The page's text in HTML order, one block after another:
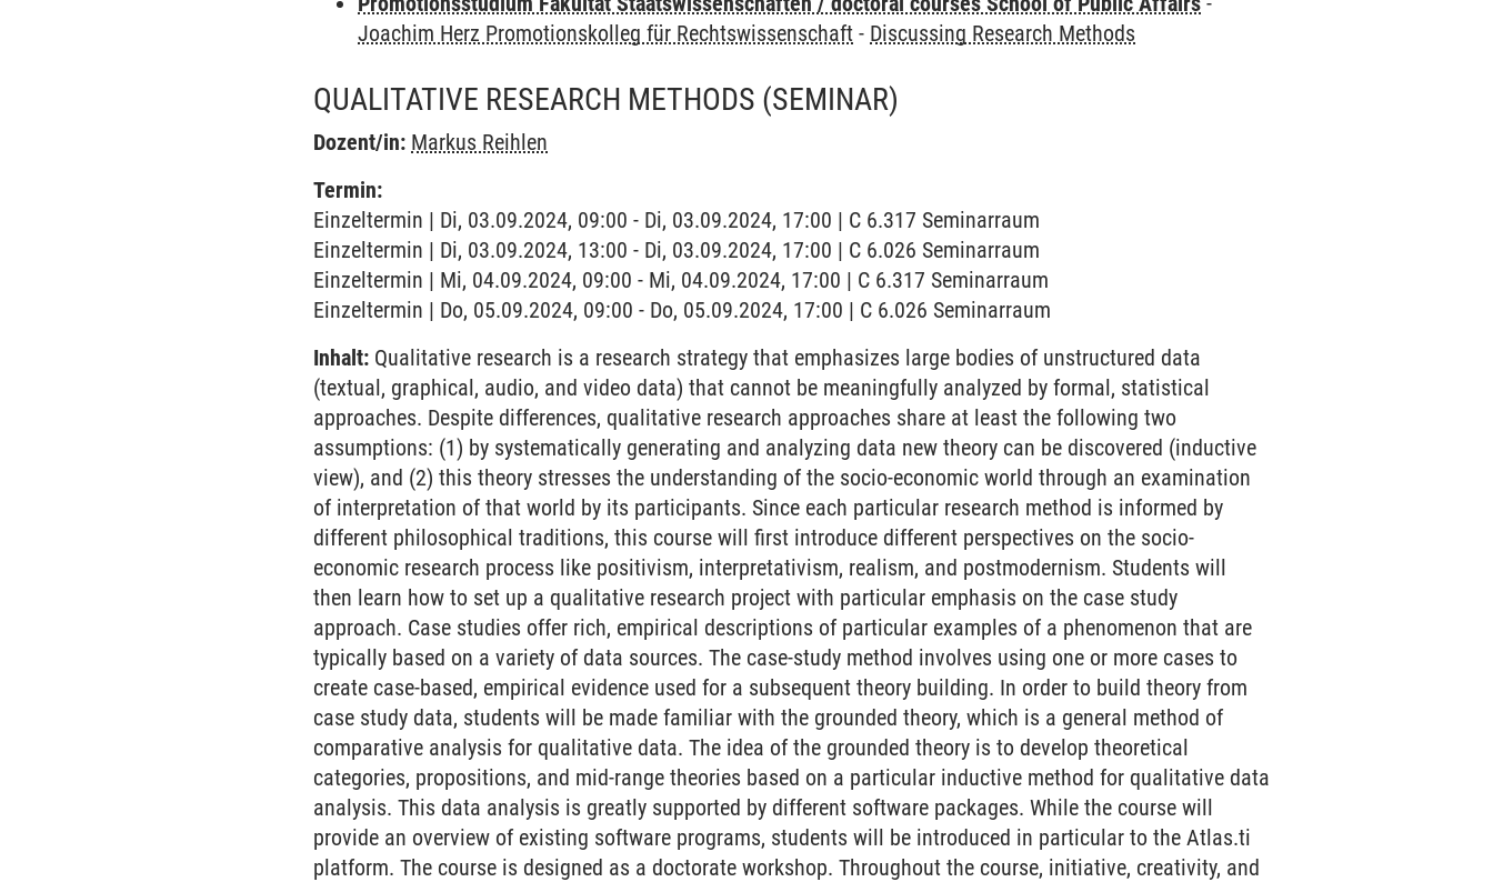
Joachim Herz Promotionskolleg für Rechtswissenschaft - Discussing Research Methods
QUALITATIVE RESEARCH METHODS (SEMINAR)
Dozent/in: Markus Reihlen
Termin:
Einzeltermin | Di, 03.09.2024, 09:00 - Di, 03.09.2024, 17:00 | C 6.317 Seminarraum
Einzeltermin | Di, 03.09.2024, 13:00 - Di, 03.09.2024, 17:00 | C 6.026 Seminarraum
Einzeltermin | Mi, 04.09.2024, 09:00 - Mi, 04.09.2024, 17:00 | C 6.317 Seminarraum
Einzeltermin | Do, 05.09.2024, 09:00 - Do, 05.09.2024, 17:00 | C 6.026 Seminarraum
Inhalt: Qualitative research is a research strategy that emphasizes large bodies of unstructured data
(textual, graphical, audio, and video data) that cannot be meaningfully analyzed by formal, statistical
approaches. Despite differences, qualitative research approaches share at least the following two
assumptions: (1) by systematically generating and analyzing data new theory can be discovered (inductive
view), and (2) this theory stresses the understanding of the socio-economic world through an examination
of interpretation of that world by its participants. Since each particular research method is informed by
different philosophical traditions, this course will first introduce different perspectives on the socio-
economic research process like positivism, interpretativism, realism, and postmodernism. Students will
then learn how to set up a qualitative research project with particular emphasis on the case study
approach. Case studies offer rich, empirical descriptions of particular examples of a phenomenon that are
typically based on a variety of data sources. The case-study method involves using one or more cases to
create case-based, empirical evidence used for a subsequent theory building. In order to build theory from
case study data, students will be made familiar with the grounded theory, which is a general method of
comparative analysis for qualitative data. The idea of the grounded theory is to develop theoretical
categories, propositions, and mid-range theories based on a particular inductive method for qualitative data
analysis. This data analysis is greatly supported by different software packages. While the course will
provide an overview of existing software programs, students will be introduced in particular to the Atlas.ti
platform. The course is designed as a doctorate workshop. Throughout the course, initiative, creativity, and